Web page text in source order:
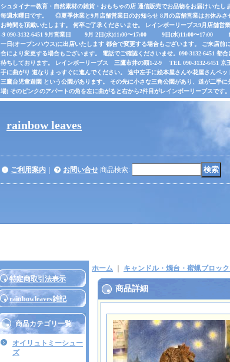
シュタイナー教育・自然素材の雑貨・おもちゃの店 通信販売でお品物をお届けいた
毎週水曜日です。 ◎夏季休業と9月店舗営業日のお知らせ 8月の店舗営業はお休みさ
お時間を頂戴いたします。 何卒ご了承くださいませ。 レインボーリーブス9月店舗
-9 090-3132-6451 9月営業日 9月 2日(水)11:00〜17:00 9日(水)11:00〜17:00
一日(オープンハウス)に出店いたします 都合で変更する場合もございます。 ご来店
合により変更する場合もございます。 電話でご確認くださいませ。090-3132-6451
待ちしております。 レインボーリーブス 三鷹市井の頭1-2-9 TEL 090-3132-6451
手に曲がり 道なりまっすぐに進んでください。 途中左手に絵本屋さんや花屋さんペ
三鷹台児童遊園 という公園があります。 その先に小さな三角公園があり、道が二手
場) そのピンクのアパートの角を左に曲がると右から2件目がレインボーリーブスです
rainbow leaves
ご利用案内 お問い合せ 商品検索:
特定商取引法表示
rainbowleaves雑記
商品カテゴリ一覧
オイリュトミーシュー
ズ
ホーム キャンドル・燭台・蜜蝋ブロッ
商品詳細